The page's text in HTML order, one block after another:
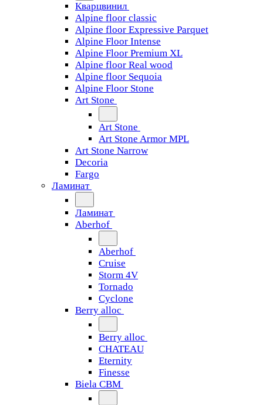
Кварцвинил
Alpine floor classic
Alpine floor Expressive Parquet
Alpine Floor Intense
Alpine Floor Premium XL
Alpine floor Real wood
Alpine floor Sequoia
Alpine Floor Stone
Art Stone
Art Stone
Art Stone Armor MPL
Art Stone Narrow
Decoria
Fargo
Ламинат
Ламинат
Aberhof
Aberhof
Cruise
Storm 4V
Tornado
Сyclone
Berry alloc
Berry alloc
CHATEAU
Eternity
Finesse
Biela CBM